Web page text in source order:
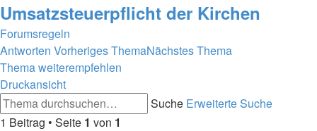
Umsatzsteuerpflicht der Kirchen
Forumsregeln
Antworten Vorheriges ThemaNächstes Thema
Thema weiterempfehlen
Druckansicht
Suche Erweiterte Suche
1 Beitrag • Seite 1 von 1